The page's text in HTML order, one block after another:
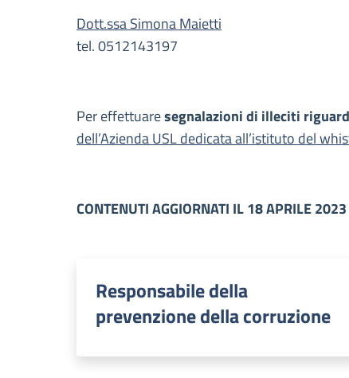
Dott.ssa Simona Maietti
tel. 0512143197
Per effettuaresegnalazioni di illeciti
dell’Azienda USL dedicata all’istituto del
CONTENUTI AGGIORNATI IL 18 APRILE 2023
Responsabile della
prevenzione della corruzione